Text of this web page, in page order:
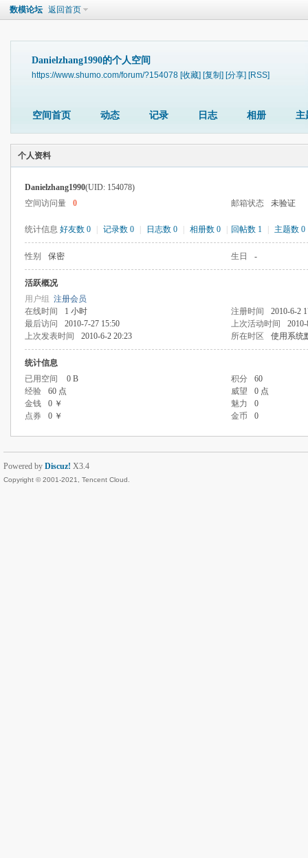
数模论坛 返回首页
Danielzhang1990的个人空间
https://www.shumo.com/forum/?154078 [收藏] [复制] [分享] [RSS]
空间首页 动态 记录 日志 相册 主
个人资料
Danielzhang1990(UID: 154078)
空间访问量
0 邮箱状态 未验证
统计信息 好友数 0 记录数 0 日志数 0 相册数 0 回帖数 1 主题数 0
性别 保密 生日 -
活跃概况
用户组 注册会员
在线时间
1 小时 注册时间
2010-6-2
最后访问
2010-7-27 15:50 上次活动时间
上次发表时间
2010-6-2 20:23 所在时区 使用系统
统计信息
已用空间
0 B 积分
60
经验
60 点 威望
0 点
金钱
0 ￥ 魅力
0
点券
0 ￥ 金币 0
Powered by Discuz! X3.4
Copyright © 2001-2021, Tencent Cloud.